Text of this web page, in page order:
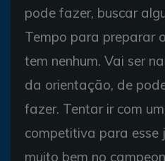
pode fazer, buscar
Tempo para preparar
tem nenhum. Vai ser
da orientação, de
fazer. Tentar ir com
competitiva para esse
muito bem no